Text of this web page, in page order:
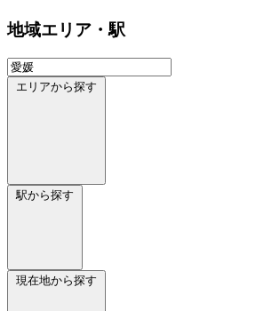
地域エリア・駅
エリアから探す
駅から探す
現在地から探す